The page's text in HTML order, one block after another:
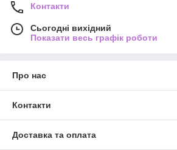
Контакти
Сьогодні вихідний
Показати весь графік роботи
Про нас
Контакти
Доставка та оплата